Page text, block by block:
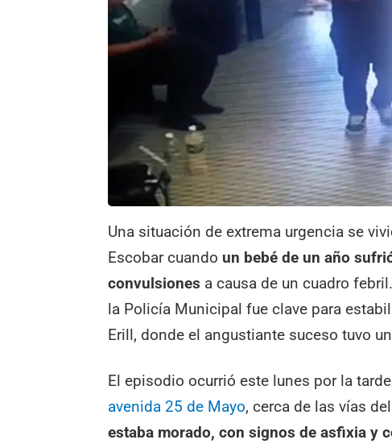
Una situación de extrema urgencia se
Escobar cuando un bebé de un año
convulsiones a causa de un cuadro
la Policía Municipal fue clave para
Erill, donde el angustiante suceso tuvo
El episodio ocurrió este lunes por la
avenida 25 de Mayo, cerca de las vías
estaba morado, con signos de asfixia y